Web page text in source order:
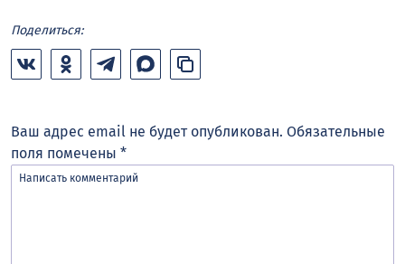
Поделиться:
Ваш адрес email не будет опубликован. Обязательные
поля помечены *